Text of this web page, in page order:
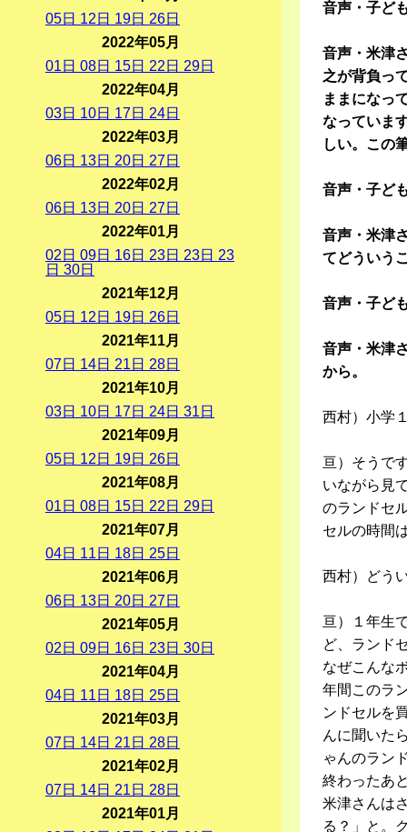
音声・子ど
音声・米津
之が背負っ
ままになっ
なっていま
しい。この
音声・子ど
音声・米津
てどういう
音声・子ど
音声・米津
から。
西村）小学
亘）そうで
いながら見
のランドセ
セルの時間
西村）どう
亘）１年生
ど、ランド
なぜこんな
年間このラ
ンドセルを
んに聞いた
ゃんのラン
終わったあ
米津さんは
る？」と。
05日 12 日 19日 26日
2022年05月
01 日 08日 15日 22 日 29日
2022年04月
03日 10日 17日 24日
2022年03月
06日 13日 20日 27日
2022年02月
06日 13日 20日 27日
2022年01月
02 日 09日 16日 23日 23日 23
日 30日
2021年12月
05日 12 日 19日 26日
2021年11月
07日 14日 21 日 28日
2021年10月
03日 10日 17日 24日 31 日
2021年09月
05日 12 日 19日 26日
2021年08月
01 日 08日 15日 22 日 29日
2021年07月
04日 11 日 18日 25日
2021年06月
06日 13日 20日 27日
2021年05月
02 日 09日 16日 23日 30日
2021年04月
04日 11 日 18日 25日
2021年03月
07日 14日 21 日 28日
2021年02月
07日 14日 21 日 28日
2021年01月